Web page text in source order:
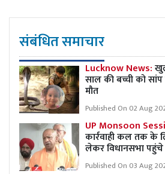
संबंधित समाचार
Lucknow News:
साल की बच्ची को
मौत
Published On 02 Aug
UP Monsoon
कार्रवाही कल तक के
लेकर विधानसभा
Published On 03 Aug